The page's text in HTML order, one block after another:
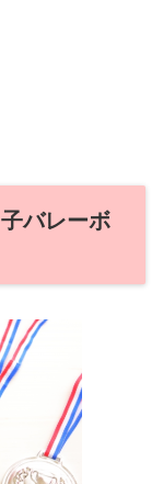
バレーボ